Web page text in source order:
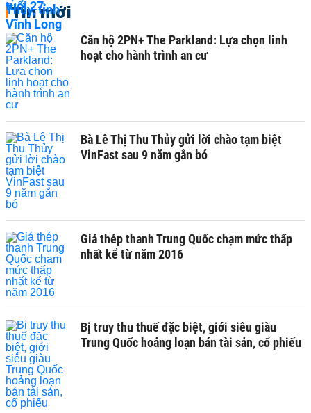
Tin mới
Căn hộ 2PN+ The Parkland: Lựa chọn linh
hoạt cho hành trình an cư
Bà Lê Thị Thu Thủy gửi lời chào tạm biệt
VinFast sau 9 năm gắn bó
Giá thép thanh Trung Quốc chạm mức thấp
nhất kể từ năm 2016
Bị truy thu thuế đặc biệt, giới siêu giàu
Trung Quốc hoảng loạn bán tài sản, cổ phiếu